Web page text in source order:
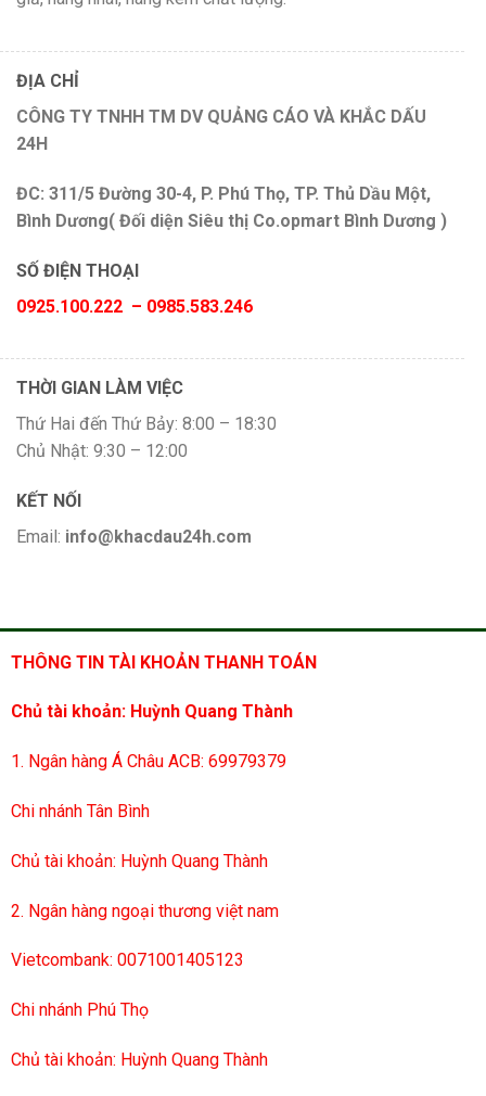
ĐỊA CHỈ
CÔNG TY TNHH TM DV QUẢNG CÁO VÀ KHẮC DẤU
24H
ĐC: 311/5 Đường 30-4, P. Phú Thọ, TP. Thủ Dầu Một,
Bình Dương( Đối diện Siêu thị Co.opmart Bình Dương )
SỐ ĐIỆN THOẠI
0925.100.222 – 0985.583.246
THỜI GIAN LÀM VIỆC
Thứ Hai đến Thứ Bảy: 8:00 – 18:30
Chủ Nhật: 9:30 – 12:00
KẾT NỐI
Email: info@khacdau24h.com
THÔNG TIN TÀI KHOẢN THANH TOÁN
Chủ tài khoản: Huỳnh Quang Thành
1. Ngân hàng Á Châu ACB: 69979379
Chi nhánh Tân Bình
Chủ tài khoản: Huỳnh Quang Thành
2. Ngân hàng ngoại thương việt nam
Vietcombank: 0071001405123
Chi nhánh Phú Thọ
Chủ tài khoản: Huỳnh Quang Thành